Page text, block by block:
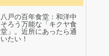
八戸の百年食堂：和洋中
そろう万能な「キクヤ食
堂」。近所にあったら通
いたい！